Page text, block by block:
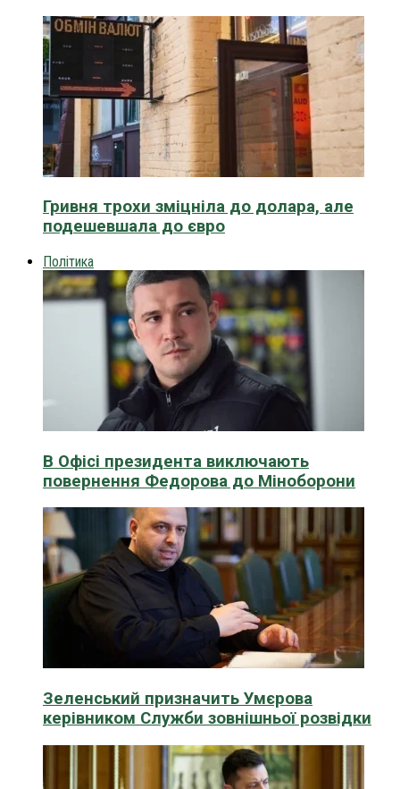
Гривня трохи зміцніла до долара, але
подешевшала до євро
Політика
В Офісі президента виключають
повернення Федорова до Міноборони
Зеленський призначить Умєрова
керівником Служби зовнішньої розвідки